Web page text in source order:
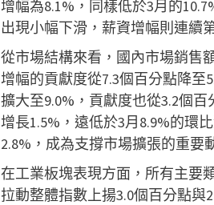
增幅為8.1%，同樣低於3月的
出現小幅下滑，薪資增幅則連續
從市場結構來看，國內市場銷售
增幅的貢獻度從7.3個百分點降至
擴大至9.0%，貢獻度也從3.2個
增長1.5%，遠低於3月8.9%的環
2.8%，成為支撐市場擴張的重要
在工業板塊表現方面，所有主要
拉動整體指數上揚3.0個百分點